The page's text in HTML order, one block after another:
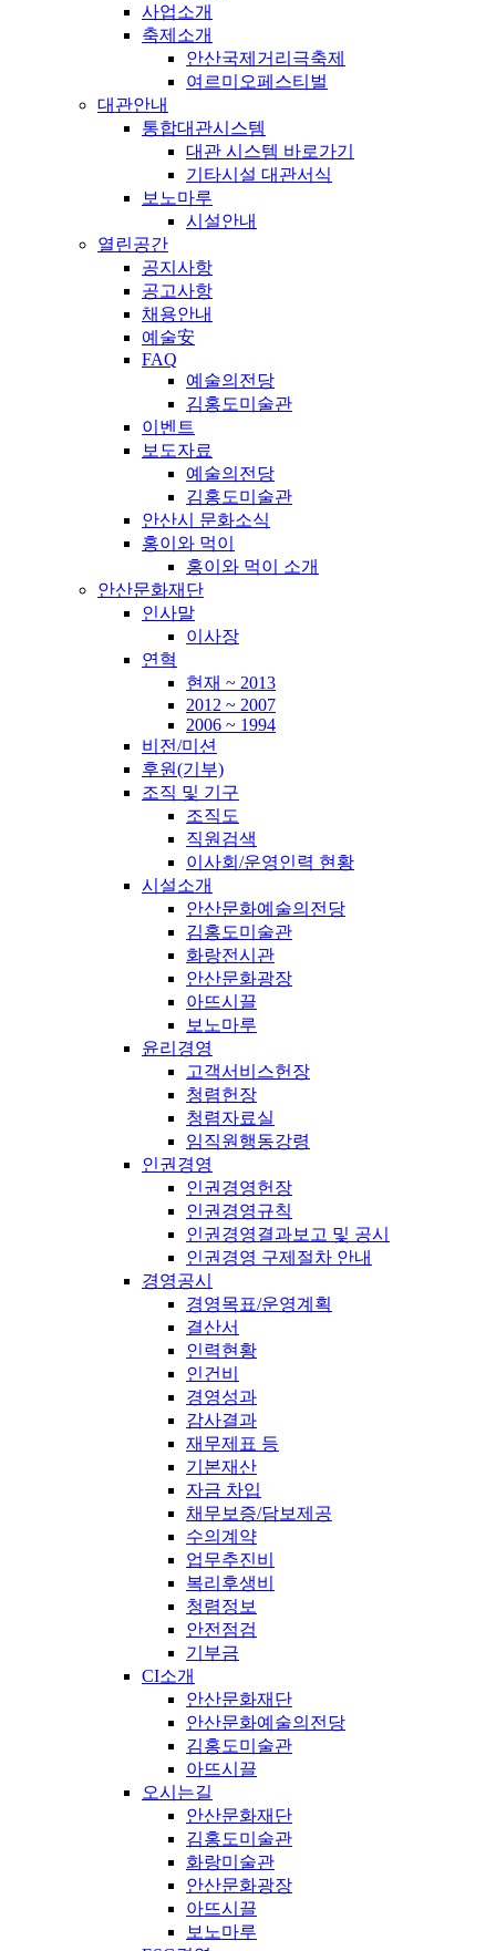
사업소개
축제소개
안산국제거리극축제
여르미오페스티벌
대관안내
통합대관시스템
대관 시스템 바로가기
기타시설 대관서식
보노마루
시설안내
열린공간
공지사항
공고사항
채용안내
예술安
FAQ
예술의전당
김홍도미술관
이벤트
보도자료
예술의전당
김홍도미술관
안산시 문화소식
홍이와 먹이
홍이와 먹이 소개
안산문화재단
인사말
이사장
연혁
현재 ~ 2013
2012 ~ 2007
2006 ~ 1994
비전/미션
후원(기부)
조직 및 기구
조직도
직원검색
이사회/운영인력 현황
시설소개
안산문화예술의전당
김홍도미술관
화랑전시관
안산문화광장
아뜨시끌
보노마루
윤리경영
고객서비스헌장
청렴헌장
청렴자료실
임직원행동강령
인권경영
인권경영헌장
인권경영규칙
인권경영결과보고 및 공시
인권경영 구제절차 안내
경영공시
경영목표/운영계획
결산서
인력현황
인건비
경영성과
감사결과
재무제표 등
기본재산
자금 차입
채무보증/담보제공
수의계약
업무추진비
복리후생비
청렴정보
안전점검
기부금
CI소개
안산문화재단
안산문화예술의전당
김홍도미술관
아뜨시끌
오시는길
안산문화재단
김홍도미술관
화랑미술관
안산문화광장
아뜨시끌
보노마루